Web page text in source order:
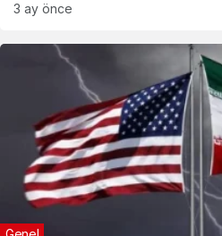
3 ay önce